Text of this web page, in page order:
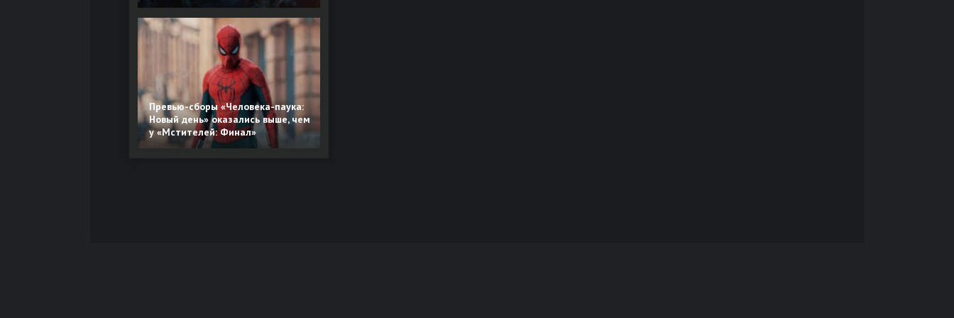
Превью-сборы «Человека-паука:
Новый день» оказались выше, чем
у «Мстителей: Финал»